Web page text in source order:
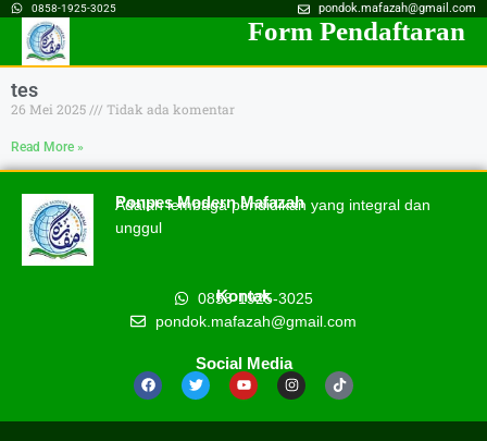
0858-1925-3025 pondok.mafazah@gmail.com
Form Pendaftaran
tes
26 Mei 2025 Tidak ada komentar
Read More »
Ponpes Modern Mafazah
Adalah lembaga pendidikan yang integral dan
unggul
Kontak
0858-1925-3025
pondok.mafazah@gmail.com
Social Media